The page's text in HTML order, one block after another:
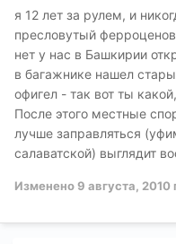
я 12 лет за рулем, и
пресловутый
нет у нас в Башкирии
в багажнике нашел
офигел - так вот ты какой,
После этого местные
лучше заправляться
салаватской) выглядит
Изменено9 августа, 2010